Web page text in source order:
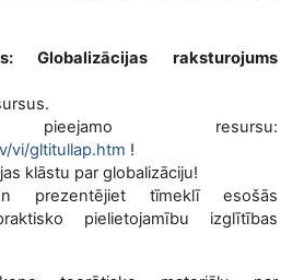
Globalizācijas raksturojums
resursu:
vi/gltitullap.htm !
klāstu par globalizāciju!
prezentējiet tīmeklī esošās
pielietojamību izglītības